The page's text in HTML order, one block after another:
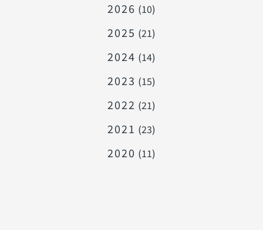
2026 (10)
2025 (21)
2024 (14)
2023 (15)
2022 (21)
2021 (23)
2020 (11)